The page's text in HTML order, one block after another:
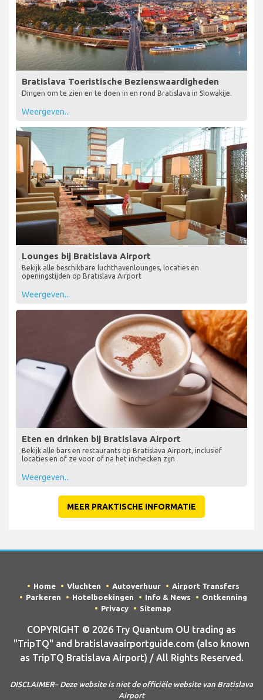
Bratislava Toeristische Bezienswaardigheden
Dingen om te zien en te doen in en rond Bratislava in Slowakije.
Weergeven...
Lounges bij Bratislava Airport
Bekijk alle beschikbare luchthavenlounges, locaties en
openingstijden op Bratislava Airport
Weergeven...
Eten en drinken bij Bratislava Airport
Bekijk alle bars en restaurants op Bratislava Airport, inclusief
locaties en of ze voor of na het inchecken zijn
Weergeven...
MEER PRAKTISCHE INFORMATIE
Home Vluchten Autoverhuur
Airport Transfers
Parkeren
Hotelboekingen Info & News
Ontkenning
Privacy
Sitemap
COPYRIGHT © 2026 Try Quantum OU trading as
"TripTQ" and bratislavaairportguide.com (also known
as TripTQ Bratislava Airport) / All Rights Reserved.
DISCLAIMER– Deze website is niet de officiële website van Bratislava
Airport